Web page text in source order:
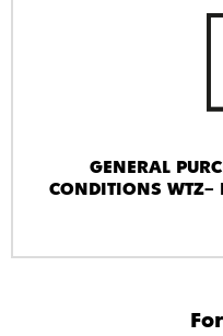
GENERAL
CONDITIONS WTZ–